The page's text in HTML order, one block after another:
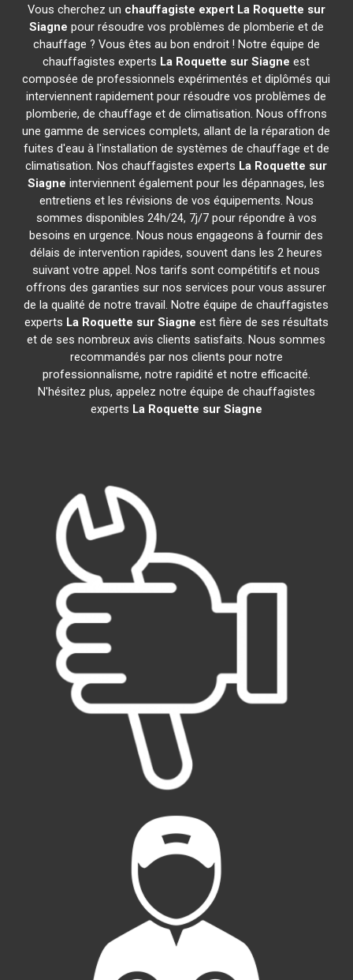
Vous cherchez un chauffagiste expert La Roquette sur
Siagne pour résoudre vos problèmes de plomberie et de
chauffage ? Vous êtes au bon endroit ! Notre équipe de
chauffagistes experts La Roquette sur Siagne est
composée de professionnels expérimentés et diplômés qui
interviennent rapidement pour résoudre vos problèmes de
plomberie, de chauffage et de climatisation. Nous offrons
une gamme de services complets, allant de la réparation de
fuites d'eau à l'installation de systèmes de chauffage et de
climatisation. Nos chauffagistes experts La Roquette sur
Siagne interviennent également pour les dépannages, les
entretiens et les révisions de vos équipements. Nous
sommes disponibles 24h/24, 7j/7 pour répondre à vos
besoins en urgence. Nous nous engageons à fournir des
délais de intervention rapides, souvent dans les 2 heures
suivant votre appel. Nos tarifs sont compétitifs et nous
offrons des garanties sur nos services pour vous assurer
de la qualité de notre travail. Notre équipe de chauffagistes
experts La Roquette sur Siagne est fière de ses résultats
et de ses nombreux avis clients satisfaits. Nous sommes
recommandés par nos clients pour notre
professionnalisme, notre rapidité et notre efficacité.
N'hésitez plus, appelez notre équipe de chauffagistes
experts La Roquette sur Siagne